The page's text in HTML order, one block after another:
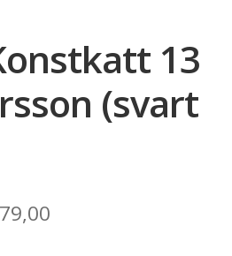
13
(svart
Price